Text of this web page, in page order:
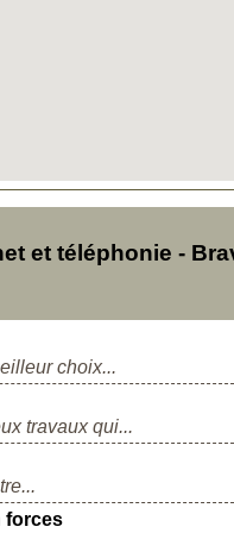
et téléphonie -
choix...
travaux qui...
forces